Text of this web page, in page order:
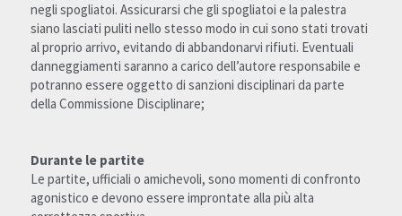
negli spogliatoi. Assicurarsi che gli spogliatoi e la palestra
siano lasciati puliti nello stesso modo in cui sono stati trovati
al proprio arrivo, evitando di abbandonarvi rifiuti. Eventuali
danneggiamenti saranno a carico dell’autore responsabile e
potranno essere oggetto di sanzioni disciplinari da parte
della Commissione Disciplinare;
Durante le partite
Le partite, ufficiali o amichevoli, sono momenti di confronto
agonistico e devono essere improntate alla più alta